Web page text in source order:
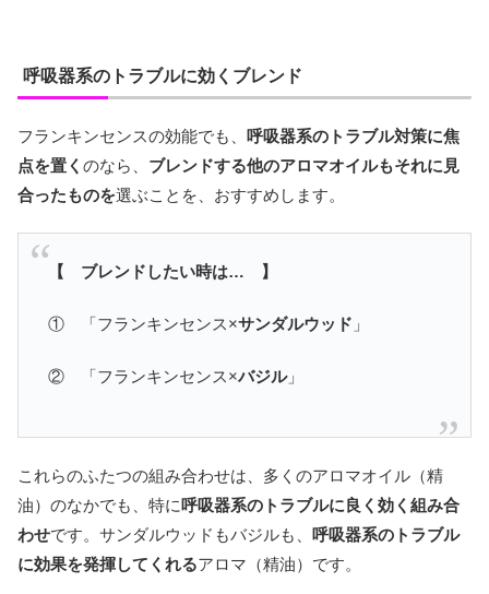
呼吸器系のトラブルに効くブレンド
フランキンセンスの効能でも、 呼吸器系のトラブル対策に焦
点を置く のなら、 ブレンドする他のアロマオイルもそれに見
合ったものを選ぶことを、おすすめします。
【 ブレンドしたい時は… 】
① 「フランキンセンス×サンダルウッド 」
② 「フランキンセンス×バジル」
これらのふたつの組み合わせは、多くのアロマオイル（精
油）のなかでも、特に呼吸器系のトラブルに良く効く組み合
わせです。サンダルウッドもバジルも、 呼吸器系のトラブル
に効果を発揮してくれるアロマ（精油）です。